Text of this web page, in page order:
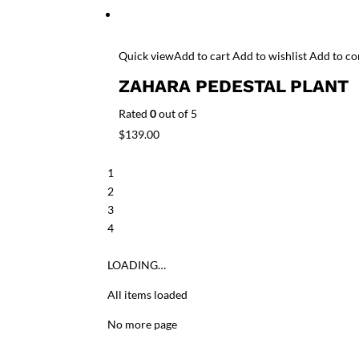
Quick viewAdd to cartAdd to wishlistAdd to
ZAHARA PEDESTAL PLANT
Rated0out of 5
$139.00
1
2
3
4
LOADING…
All items loaded
No more page